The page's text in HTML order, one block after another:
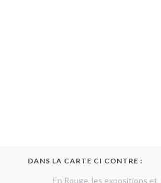
DANS LA CARTE CI CONTRE :
En Rouge, les expositions et